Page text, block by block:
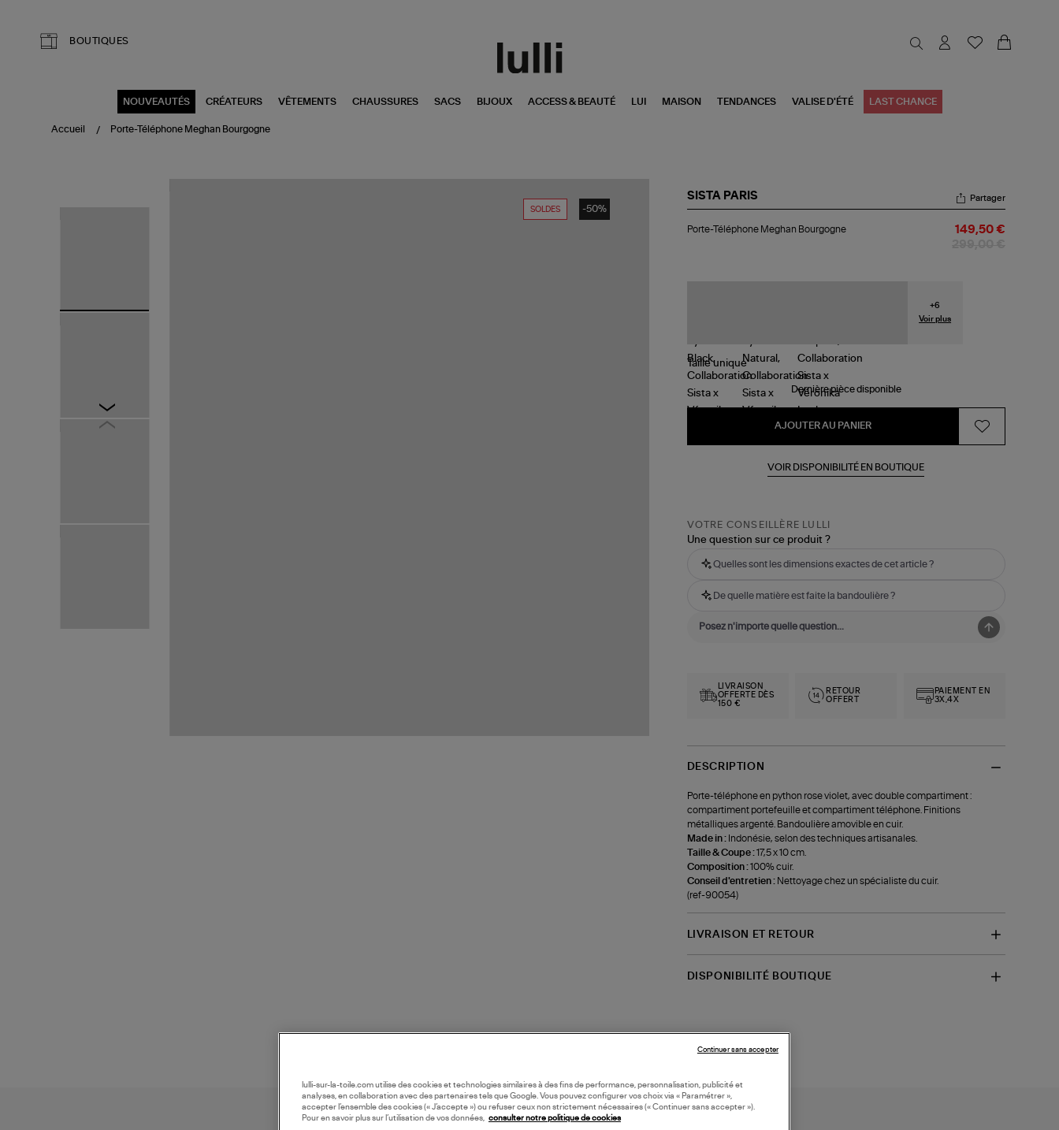
BOUTIQUES
NOUVEAUTÉS CRÉATEURS VÊTEMENTS CHAUSSURES SACS BIJOUX ACCESS & BEAUTÉ LUI MAISON TENDANCES VALISE D'ÉTÉ LAST CHANCE
Accueil Porte-Téléphone Meghan Bourgogne
SOLDES -50%
SISTA PARIS
Téléphone
Partager
Porte-Téléphone Meghan Bourgogne 149,50 €
+6
Voir plus
Tailleunique
Dernière pièce disponible
AJOUTER AU PANIER
VOIR DISPONIBILITÉ EN BOUTIQUE
VOTRE CONSEILLÈRE LULLI
Une question sur ce produit ?
Quelles sont les dimensions exactes de cet article ?
De quelle matière est faite la bandoulière ?
LIVRAISON
OFFERTE DÈS
150 €
RETOUR
OFFERT
PAIEMENT EN
3X,4X
DESCRIPTION
Porte-téléphone en python rose violet, avec double compartiment :
compartiment portefeuille et compartiment téléphone. Finitions
métalliques argenté. Bandoulière amovible en cuir.
Made in : Indonésie, selon des techniques artisanales.
Taille & Coupe :17,5 x 10 cm.
Composition :100% cuir.
Conseil d'entretien : Nettoyage chez un spécialiste du cuir.
(ref-90054)
LIVRAISON ET RETOUR
DISPONIBILITÉ BOUTIQUE
lulli-sur-la-toile.com utilise des cookies et technologies similaires à des fins de performance, personnalisation, publicité et
analyses, en collaboration avec des partenaires tels que Google. Vous pouvez configurer vos choix via « Paramétrer »,
accepter l’ensemble des cookies (« J’accepte ») ou refuser ceux non strictement nécessaires (« Continuer sans accepter »).
Pour en savoir plus sur l’utilisation de vos données,
consulter notre politique de cookies
Continuer sans accepter